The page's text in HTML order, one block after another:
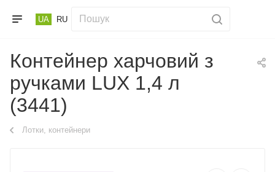
UA RU
Контейнер харчовий з
ручками LUX 1,4 л
(3441)
Лотки, контейнери